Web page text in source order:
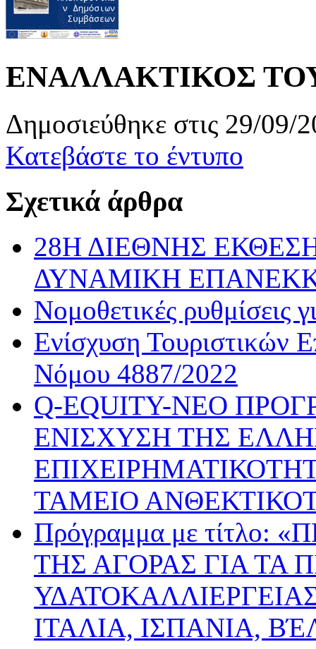
ΕΝΑΛΛΑΚΤΙΚΟΣ
Δημοσιεύθηκε στις 29/09/
Κατεβάστε το έντυπο
Σχετικά άρθρα
28Η ΔΙΕΘΝΗΣ ΕΚΘΕΣΗ
ΔΥΝΑΜΙΚΗ
Νομοθετικές ρυθμίσεις
Ενίσχυση Τουριστικών
Νόμου 4887/2022
Q-EQUITY-ΝΕΟ
ΕΝΙΣΧΥΣΗ ΤΗΣ
ΤΑΜΕΙΟ
Πρόγραμμα με
ΤΗΣ ΑΓΟΡΑΣ ΓΙΑ ΤΑ
ΙΤΑΛΙΑ, ΙΣΠΑΝΙΑ,